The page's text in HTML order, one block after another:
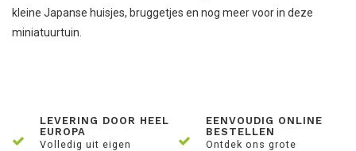
kleine Japanse huisjes, bruggetjes en nog meer voor in deze
miniatuurtuin.
LEVERING DOOR HEEL
EUROPA
Volledig uit eigen
EENVOUDIG ONLINE
BESTELLEN
Ontdek ons grote